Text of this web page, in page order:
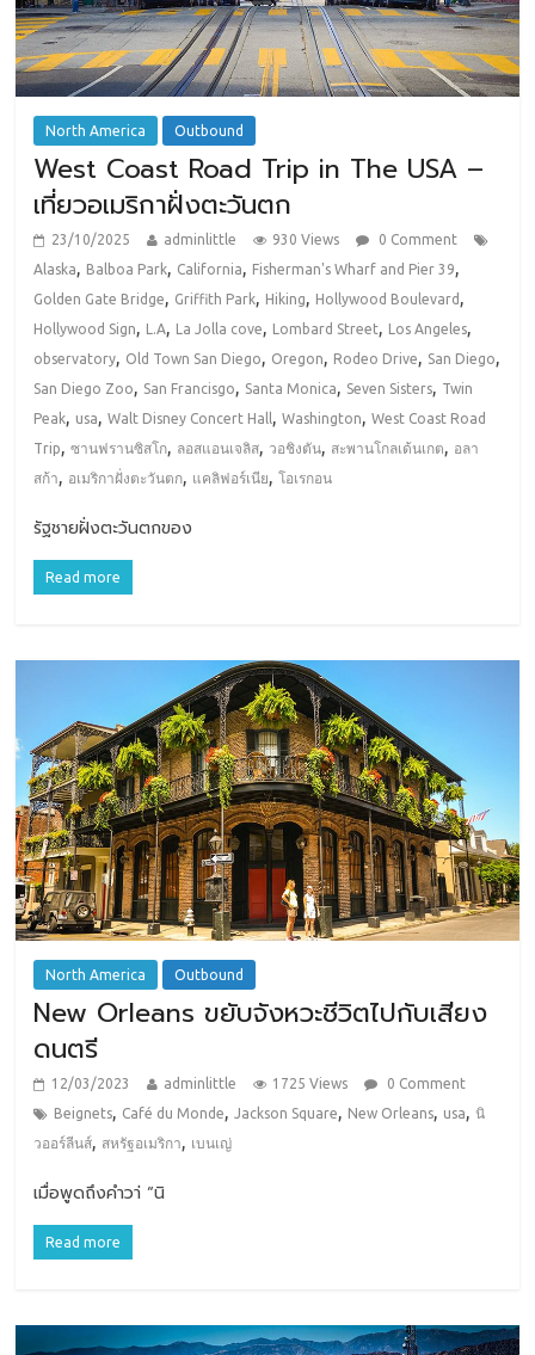
North America Outbound
West Coast Road Trip in The USA –
เที่ยวอเมริกาฝั่งตะวันตก
23/10/2025 adminlittle 930 Views
0 Comment
Alaska, Balboa Park, California, Fisherman's Wharf and Pier 39,
Golden Gate Bridge, Griffith Park, Hiking, Hollywood Boulevard ,
Hollywood Sign, L.A, La Jolla cove, Lombard Street, Los Angeles,
observatory, Old Town San Diego, Oregon, Rodeo Drive, San Diego,
San Diego Zoo, San Francisgo, Santa Monica, Seven Sisters, Twin
Peak, usa,Walt Disney Concert Hall ,Washington,West Coast Road
Trip,ซานฟรานซิสโก, ลอสแอนเจลิส, วอชิงตัน, สะพานโกลเด้นเกต, อลา
สก้า, อเมริกาฝั่งตะวันตก, แคลิฟอร์เนีย,โอเรกอน
รัฐชายฝั่งตะวันตกของ
Read more
North America Outbound
New Orleans ขยับจังหวะชีวิตไปกับเสียง
ดนตรี
12/03/2023 adminlittle 1725 Views
0 Comment
Beignets, Café du Monde,Jackson Square, New Orleans, usa,นิ
วออร์ลีนส์, สหรัฐอเมริกา, เบนเญ่
เมื่อพูดถึงคำวา่ “นิ
Read more